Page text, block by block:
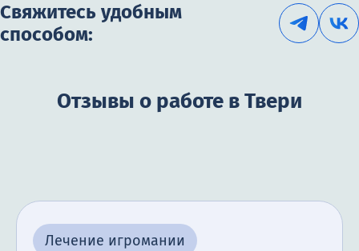
Свяжитесь удобным
способом:
Отзывы о работе в Твери
Лечение игромании